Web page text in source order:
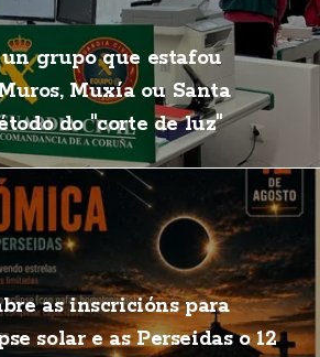
grupo que estafou
Muxía ou Santa
do "corte de luz"
as inscricións para
solar e as Perseidas o 12